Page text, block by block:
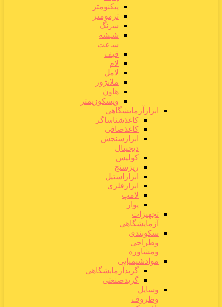
پیکنومتر
ترمومتر
سرنگ
شیشه
ساعت
قیف
لام
لامل
ملانژور
هاون
ویسکوزیمتر
ابزارآزمایشگاهی
کاغذشناساگر
کاغذصافی
ابزارسنجش
دیجیتال
کولیس
ریزسنج
ابزاراستیل
ابزارفلزی
لامپ
پوار
تجهیزات
آزمایشگاهی
سکوبندی
وطراحی
ومشاوره
موادشیمیایی
گریدآزمایشگاهی
گریدصنعتی
وسایل
وظروف